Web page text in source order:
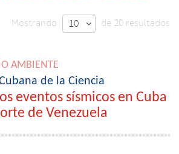
Mostrando 10  de 20 resultados
AMBIENTE
de la Ciencia
eventos sísmicos en Cuba
de Venezuela